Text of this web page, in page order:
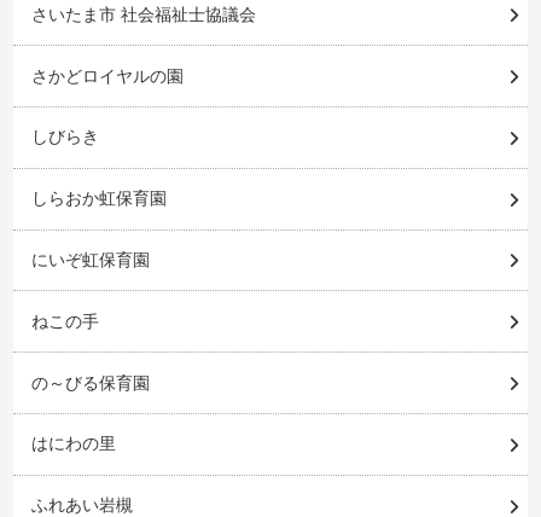
さいたま市 社会福祉士協議会
さかどロイヤルの園
しびらき
しらおか虹保育園
にいぞ虹保育園
ねこの手
の～びる保育園
はにわの里
ふれあい岩槻